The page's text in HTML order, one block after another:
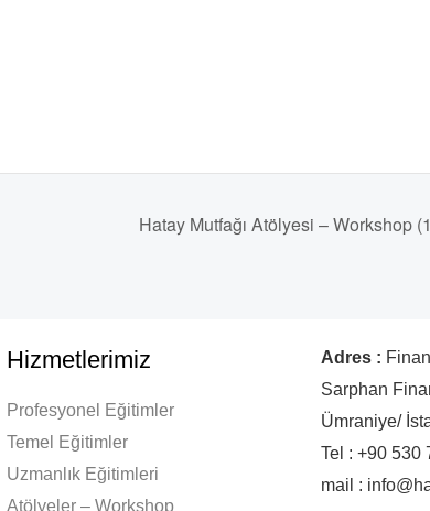
Hatay Mutfağı Atölyesi – Workshop
Hizmetlerimiz
Profesyonel Eğitimler
Temel Eğitimler
Uzmanlık Eğitimleri
Atölyeler – Workshop
Adres :
Sarphan
Ümraniye/
Tel : +90 530
mail :